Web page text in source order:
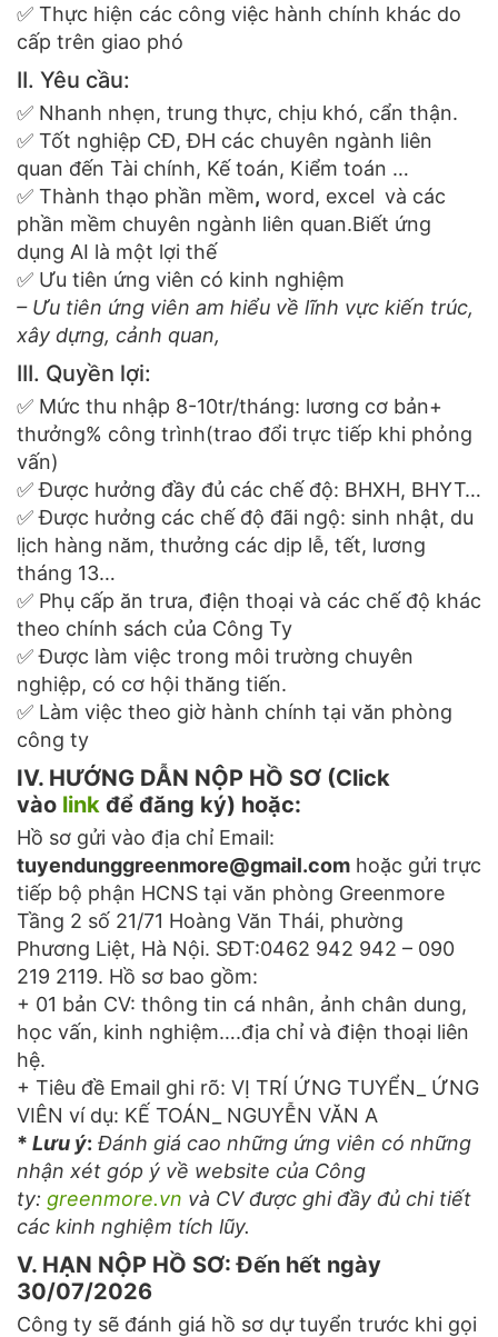
✅ Thực hiện các công việc hành chính khác do
cấp trên giao phó
II. Yêu cầu:
✅ Nhanh nhẹn, trung thực, chịu khó, cẩn thận.
✅ Tốt nghiệp CĐ, ĐH các chuyên ngành liên
quan đến Tài chính, Kế toán, Kiểm toán …
✅ Thành thạo phần mềm, word, excel và các
phần mềm chuyên ngành liên quan.Biết ứng
dụng AI là một lợi thế
✅ Ưu tiên ứng viên có kinh nghiệm
– Ưu tiên ứng viên am hiểu về lĩnh vực kiến trúc,
xây dựng, cảnh quan,
III. Quyền lợi:
✅ Mức thu nhập 8-10tr/tháng: lương cơ bản+
thưởng% công trình(trao đổi trực tiếp khi phỏng
vấn)
✅ Được hưởng đầy đủ các chế độ: BHXH, BHYT…
✅ Được hưởng các chế độ đãi ngộ: sinh nhật, du
lịch hàng năm, thưởng các dịp lễ, tết, lương
tháng 13…
✅ Phụ cấp ăn trưa, điện thoại và các chế độ khác
theo chính sách của Công Ty
✅ Được làm việc trong môi trường chuyên
nghiệp, có cơ hội thăng tiến.
✅ Làm việc theo giờ hành chính tại văn phòng
công ty
IV. HƯỚNG DẪN NỘP HỒ SƠ (Click
vào link để đăng ký) hoặc:
Hồ sơ gửi vào địa chỉ Email:
tuyendunggreenmore@gmail.com hoặc gửi trực
tiếp bộ phận HCNS tại văn phòng Greenmore
Tầng 2 số 21/71 Hoàng Văn Thái, phường
Phương Liệt, Hà Nội. SĐT:0462 942 942 – 090
219 2119. Hồ sơ bao gồm:
+ 01 bản CV: thông tin cá nhân, ảnh chân dung,
học vấn, kinh nghiệm….địa chỉ và điện thoại liên
hệ.
+ Tiêu đề Email ghi rõ: VỊ TRÍ ỨNG TUYỂN_ ỨNG
VIÊN ví dụ: KẾ TOÁN_ NGUYỄN VĂN A
* Lưu ý: Đánh giá cao những ứng viên có những
nhận xét góp ý về website của Công
ty: greenmore.vn và CV được ghi đầy đủ chi tiết
các kinh nghiệm tích lũy.
V. HẠN NỘP HỒ SƠ: Đến hết ngày
30/07/2026
Công ty sẽ đánh giá hồ sơ dự tuyển trước khi gọi